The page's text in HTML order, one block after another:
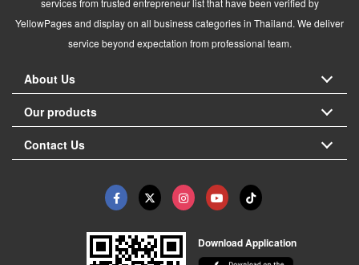
services from trusted entrepreneur list that have been verified by
YellowPages and display on all business categories in Thailand. We deliver
service beyond expectation from professional team.
About Us
Our products
Contact Us
Download Application